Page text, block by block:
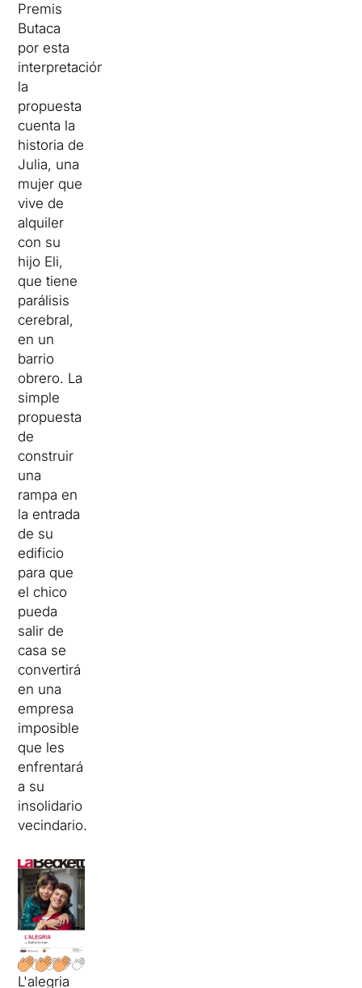
Premis
Butaca
por esta
interpretación),
la
propuesta
cuenta la
historia de
Julia, una
mujer que
vive de
alquiler
con su
hijo Eli,
que tiene
parálisis
cerebral,
en un
barrio
obrero. La
simple
propuesta
de
construir
una
rampa en
la entrada
de su
edificio
para que
el chico
pueda
salir de
casa se
convertirá
en una
empresa
imposible
que les
enfrentará
a su
insolidario
vecindario.
L'alegria